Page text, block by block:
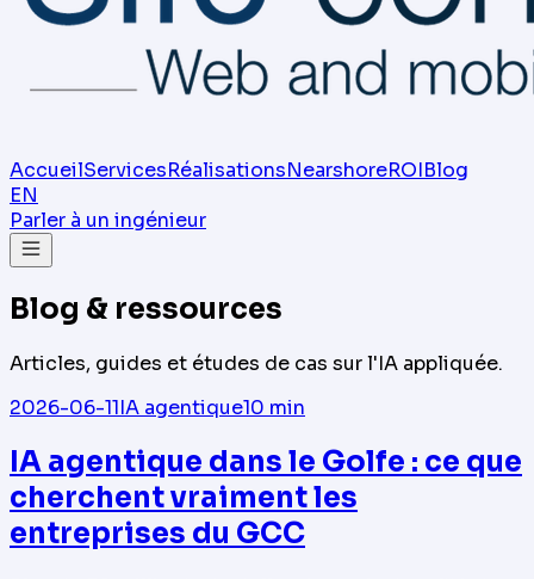
AccueilServicesRéalisationsNearshoreROIBlog
EN
Parler à un ingénieur
Blog & ressources
Articles, guides et études de cas sur l'IA appliquée.
2026-06-11IA agentique10 min
IA agentique dans le Golfe : ce que
cherchent vraiment les
entreprises du GCC